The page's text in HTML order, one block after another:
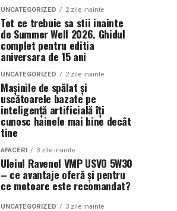
UNCATEGORIZED 2 zile inainte
Tot ce trebuie sa stii inainte
de Summer Well 2026. Ghidul
complet pentru editia
aniversara de 15 ani
UNCATEGORIZED 2 zile inainte
Mașinile de spălat și
uscătoarele bazate pe
inteligență artificială îți
cunosc hainele mai bine decât
tine
AFACERI 3 zile inainte
Uleiul Ravenol VMP USVO 5W30
– ce avantaje oferă și pentru
ce motoare este recomandat?
UNCATEGORIZED 3 zile inainte